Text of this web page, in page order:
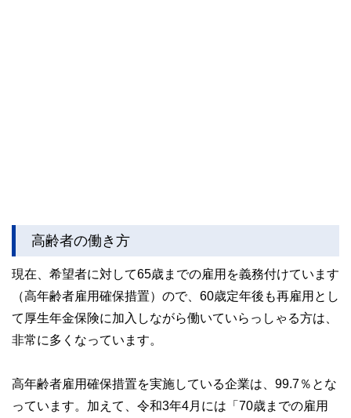
高齢者の働き方
現在、希望者に対して65歳までの雇用を義務付けています
（高年齢者雇用確保措置）ので、60歳定年後も再雇用とし
て厚生年金保険に加入しながら働いていらっしゃる方は、
非常に多くなっています。
高年齢者雇用確保措置を実施している企業は、99.7％とな
っています。加えて、令和3年4月には「70歳までの雇用